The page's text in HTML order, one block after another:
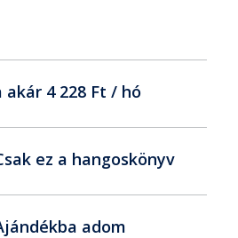
akár 4 228 Ft / hó
ez a hangoskönyv
adom